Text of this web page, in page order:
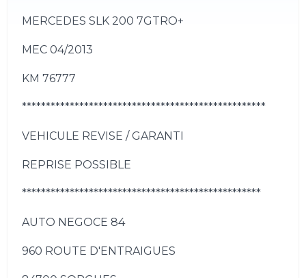
MERCEDES SLK 200 7GTRO+
MEC 04/2013
KM 76777
***************************************************
VEHICULE REVISE / GARANTI
REPRISE POSSIBLE
**************************************************
AUTO NEGOCE 84
960 ROUTE D'ENTRAIGUES